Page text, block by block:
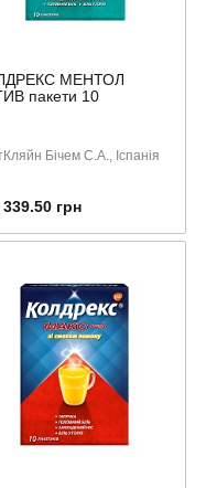
МЕНТОЛ
пакети 10
Бічем С.А., Іспанія
339.50 грн